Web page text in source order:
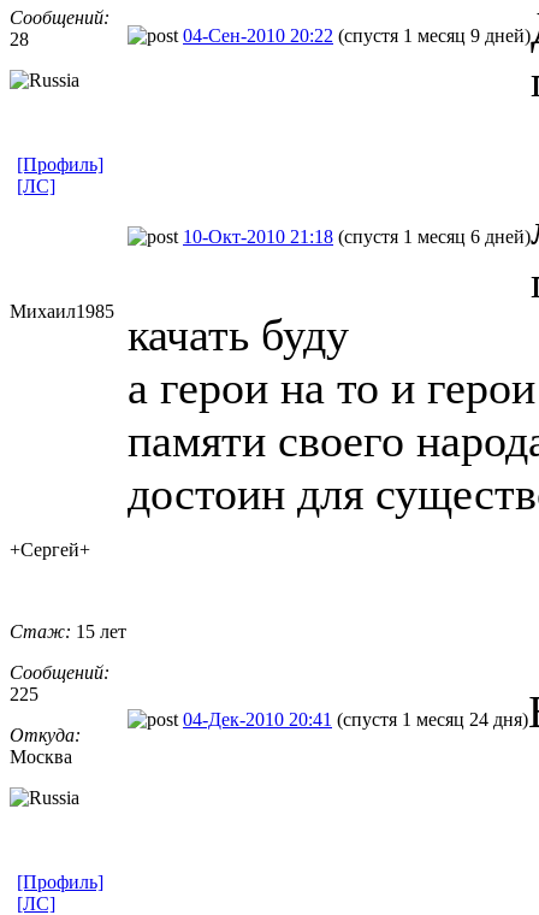
Сообщений:
28
04-Сен-2010 20:22 (спустя 1 месяц 9 дней)
[Профиль]
[ЛС]
Михаил1985
10-Окт-2010 21:18 (спустя 1 месяц 6 дней)
качать буду
а герои на то и
памяти своего
достоин для
+Сергей+
Стаж: 15 лет
Сообщений:
225
Откуда:
Москва
04-Дек-2010 20:41 (спустя 1 месяц 24 дня)
[Профиль]
[ЛС]